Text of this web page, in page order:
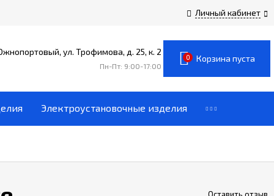
Личный кабинет
ул. Трофимова, д. 25, к. 2
Пн-Пт: 9:00-17:00
0 Корзина пуста
Электроустановочные изделия